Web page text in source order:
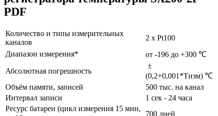
PDF
Количество и типы измерительных
каналов
2 x Pt100
Диапазон измерения*
от -196 до +300 ℃
Абсолютная погрешность
±
(0,2+0,001*Tизм) ℃
Объём памяти, записей
500 тыс. на канал
Интервал записи
1 сек - 24 часа
Ресурс батареи (цикл измерения 15 мин,
700 дней